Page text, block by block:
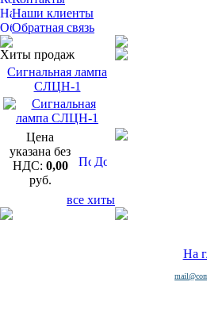
Наши клиенты
Обратная связь
Хиты продаж
Сигнальная лампа
СЛЦН-1
Цена
указана без
НДС: 0,00
руб.
все хиты
На